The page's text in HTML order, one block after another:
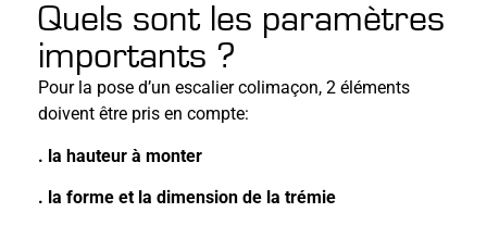
Quels sont les paramètres
importants ?
Pour la pose d’un escalier colimaçon, 2 éléments
doivent être pris en compte:
. la hauteur à monter
. la forme et la dimension de la trémie